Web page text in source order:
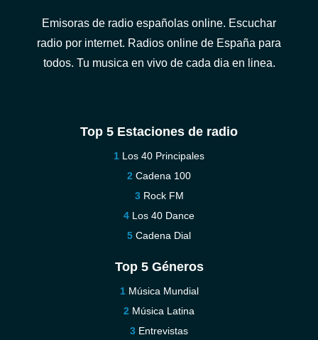
Emisoras de radio españolas online. Escuchar
radio por internet. Radios online de España para
todos. Tu musica en vivo de cada dia en linea.
Top 5 Estaciones de radio
Los 40 Principales
Cadena 100
Rock FM
Los 40 Dance
Cadena Dial
Top 5 Géneros
Música Mundial
Música Latina
Entrevistas